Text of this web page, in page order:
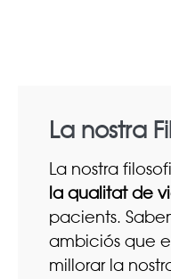
La nostra
La nostra
la qualitat de
pacients.
ambiciós que
millorar la